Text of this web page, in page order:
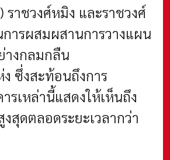
าชวงศ์หมิง และราชวงศ์
ารผสมผสานการวางแผน
างกลมกลืน
ซึ่งสะท้อนถึงการ
เหล่านี้แสดงให้เห็นถึง
ดตลอดระยะเวลากว่า